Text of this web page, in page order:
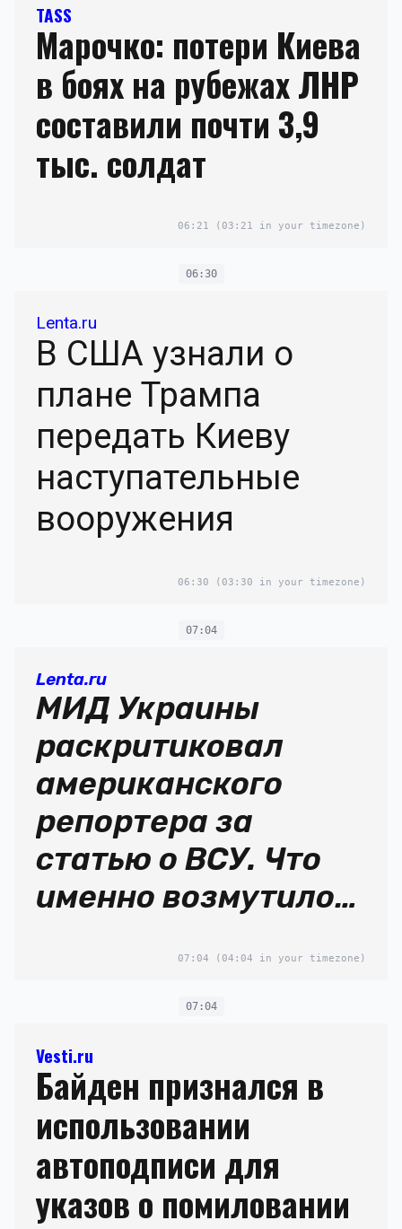
TASS
Марочко: потери Киева
в боях на рубежах ЛНР
составили почти 3,9
тыс. солдат
06:21 (03:21 in your timezone)
06:30
Lenta.ru
В США узнали о
плане Трампа
передать Киеву
наступательные
вооружения
06:30 (03:30 in your timezone)
07:04
Lenta.ru
МИД Украины
раскритиковал
американского
репортера за
статью о ВСУ. Что
именно возмутило
07:04 (04:04 in your timezone)
07:04
Vesti.ru
Байден признался в
использовании
автоподписи для
указов о помиловании